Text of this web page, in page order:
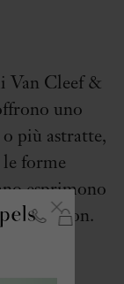
Van Cleef &
uno
più astratte,
forme
esprimono
Maison.
Chiudi